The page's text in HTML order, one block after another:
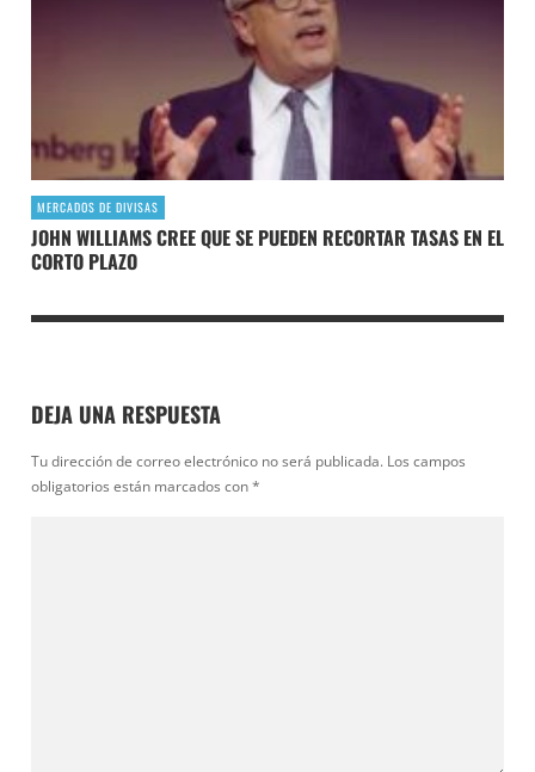
MERCADOS DE DIVISAS
JOHN WILLIAMS CREE QUE SE PUEDEN RECORTAR TASAS EN EL
CORTO PLAZO
DEJA UNA RESPUESTA
Tu dirección de correo electrónico no será publicada. Los campos
obligatorios están marcados con*